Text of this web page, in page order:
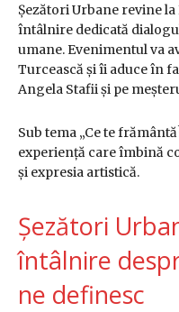
Șezători Urbane revine la
întâlnire dedicată
umane. Evenimentul va
Turcească și îi aduce în
Angela Stafii și pe
Sub tema „Ce te
experiență care îmbină
și expresia artistică.
Șezători
întâlnire
ne definesc